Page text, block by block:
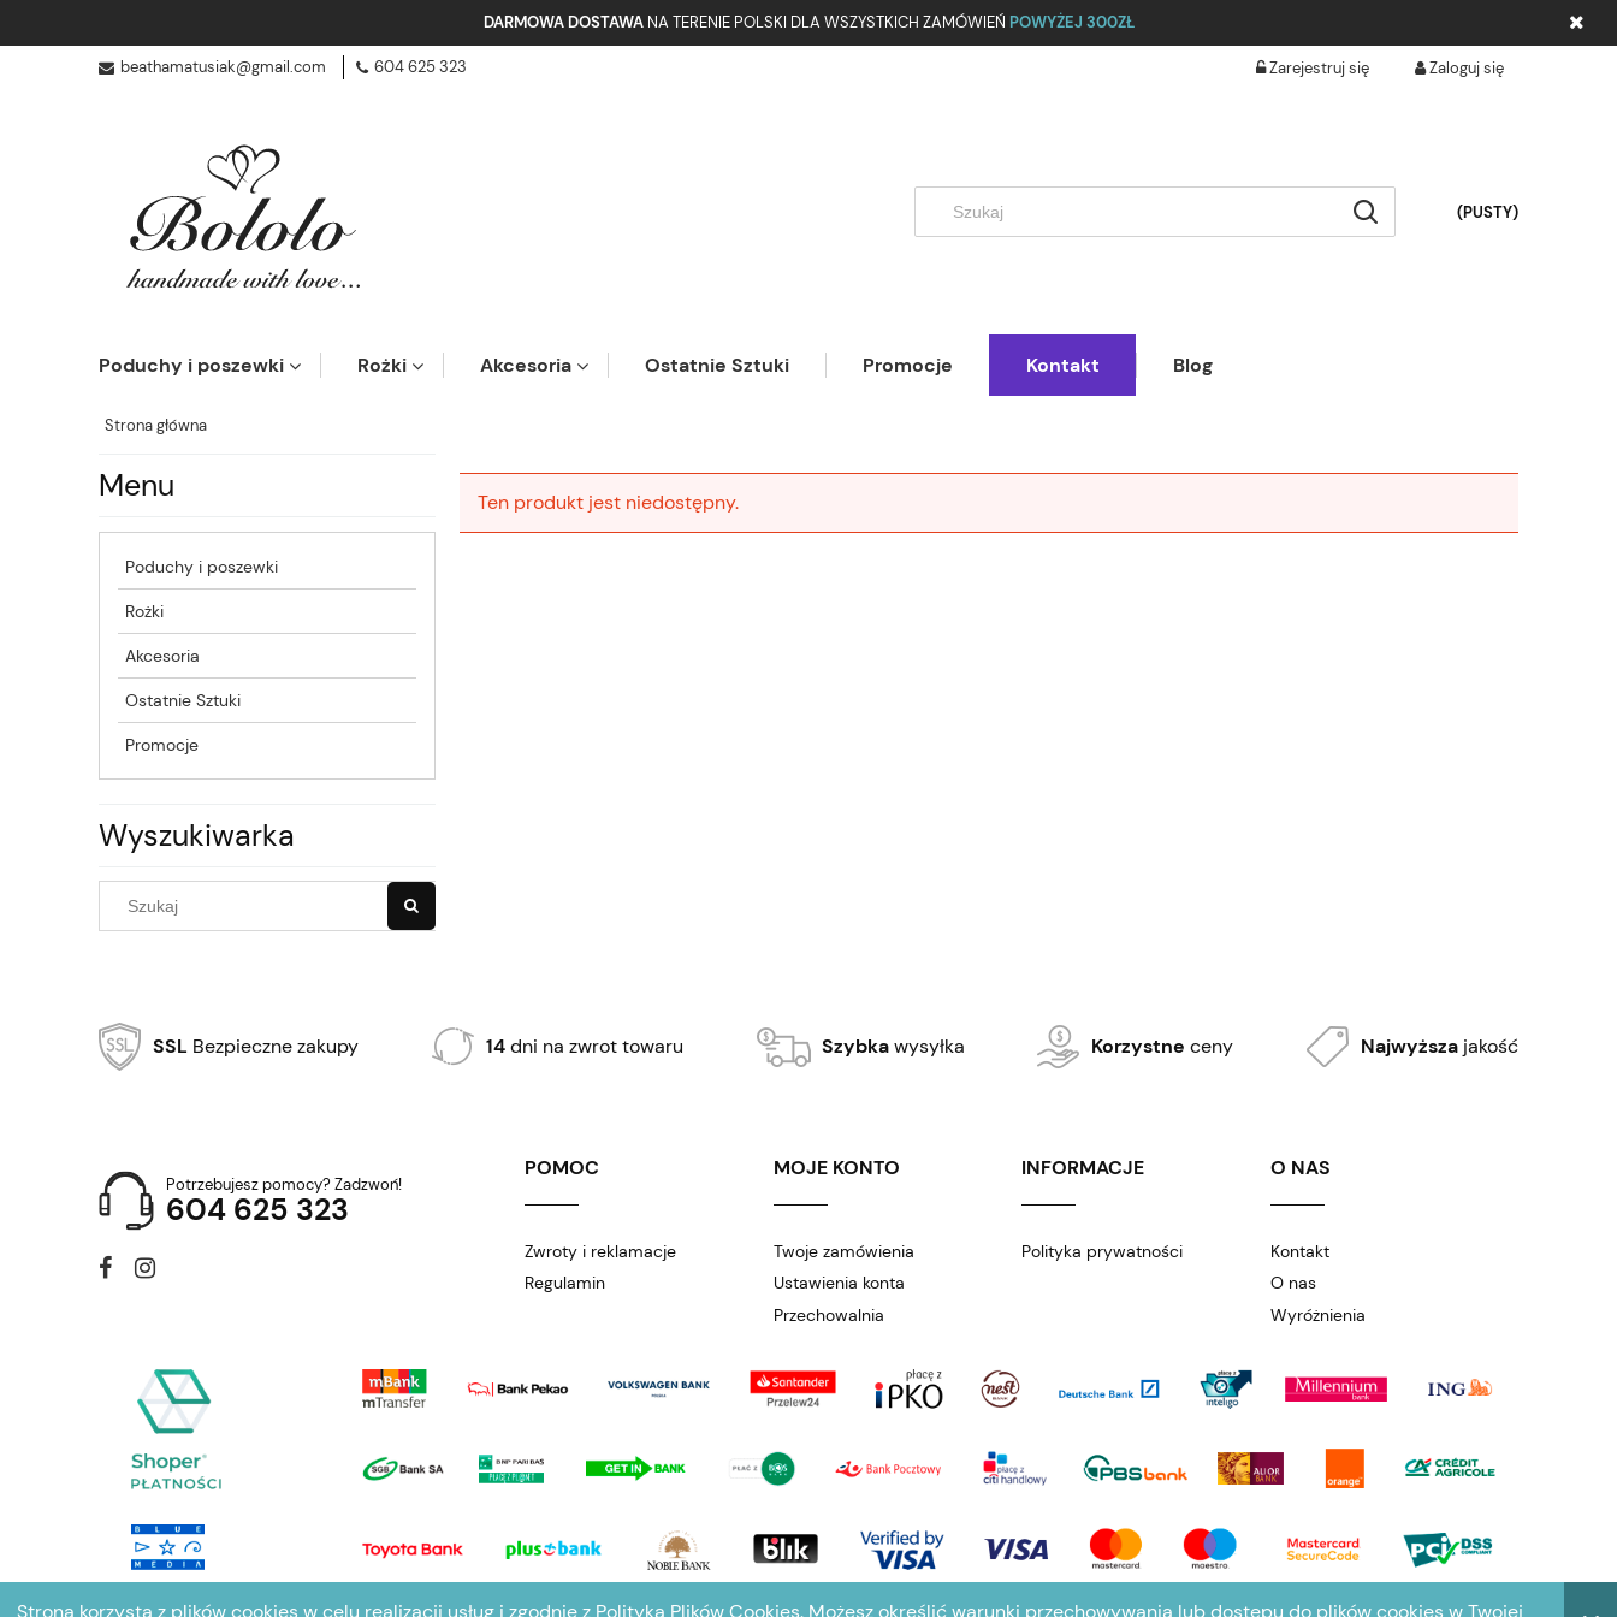
Strona korzysta z plików cookies w celu realizacji usług i zgodnie z Polityką Plików Cookies. Możesz określić warunki przechowywania lub dostępu do plików cookies w Twojej
DARMOWA DOSTAWANA TERENIE POLSKI DLA WSZYSTKICH ZAMÓWIEŃ POWYŻEJ 300ZŁ
beathamatusiak@gmail.com 604 625 323 Zarejestruj się Zaloguj się
(PUSTY)
Poduchy i poszewki Rożki Akcesoria Ostatnie Sztuki Promocje Kontakt Blog
Strona główna
Menu
Poduchy i poszewki
Rożki
Akcesoria
Ostatnie Sztuki
Promocje
Wyszukiwarka
Ten produkt jest niedostępny.
SSL Bezpieczne zakupy 14dni na zwrot towaru Szybkawysyłka Korzystne ceny Najwyższa jakość
Potrzebujesz pomocy? Zadzwoń!
604 625 323
POMOC
Zwroty i reklamacje
Regulamin
MOJE KONTO
Twoje zamówienia
Ustawienia konta
Przechowalnia
INFORMACJE
Polityka prywatności
O NAS
Kontakt
O nas
Wyróżnienia